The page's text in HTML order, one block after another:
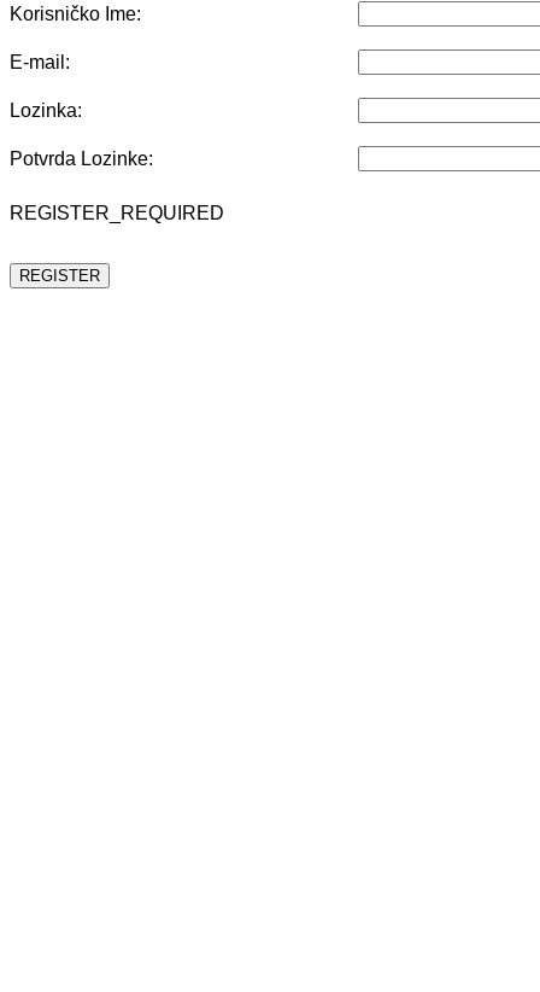
Korisničko Ime:
E-mail:
Lozinka:
Potvrda Lozinke:
REGISTER_REQUIRED
REGISTER